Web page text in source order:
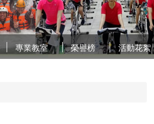
專業教室 榮譽榜 活動花絮